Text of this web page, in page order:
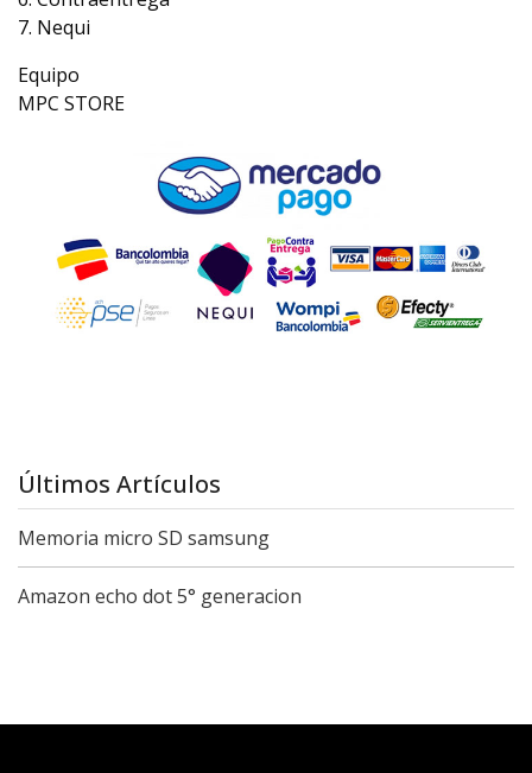
7. Nequi
Equipo
MPC STORE
Últimos Artículos
Memoria micro SD samsung
Amazon echo dot 5° generacion